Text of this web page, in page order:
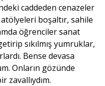
caddeden cenazeler
boşaltır, sahile
öğrenciler sanat
sıkılmış yumruklar,
Bense devasa
Onların gözünde
zavallıydım.